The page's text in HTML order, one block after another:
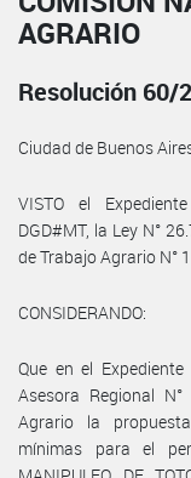
AGRARIO
Resolución 60/
Ciudad de Buenos
VISTO el
DGD#MT, la Ley N°
de Trabajo Agrario N°
CONSIDERANDO:
Que en el
Asesora Regional
Agrario la
mínimas para el